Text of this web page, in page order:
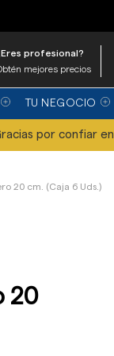
Equipo de
profesional?
mejores precios
TU NEGOCIO
por confiar
20 cm. (Caja 6 Uds.)
20